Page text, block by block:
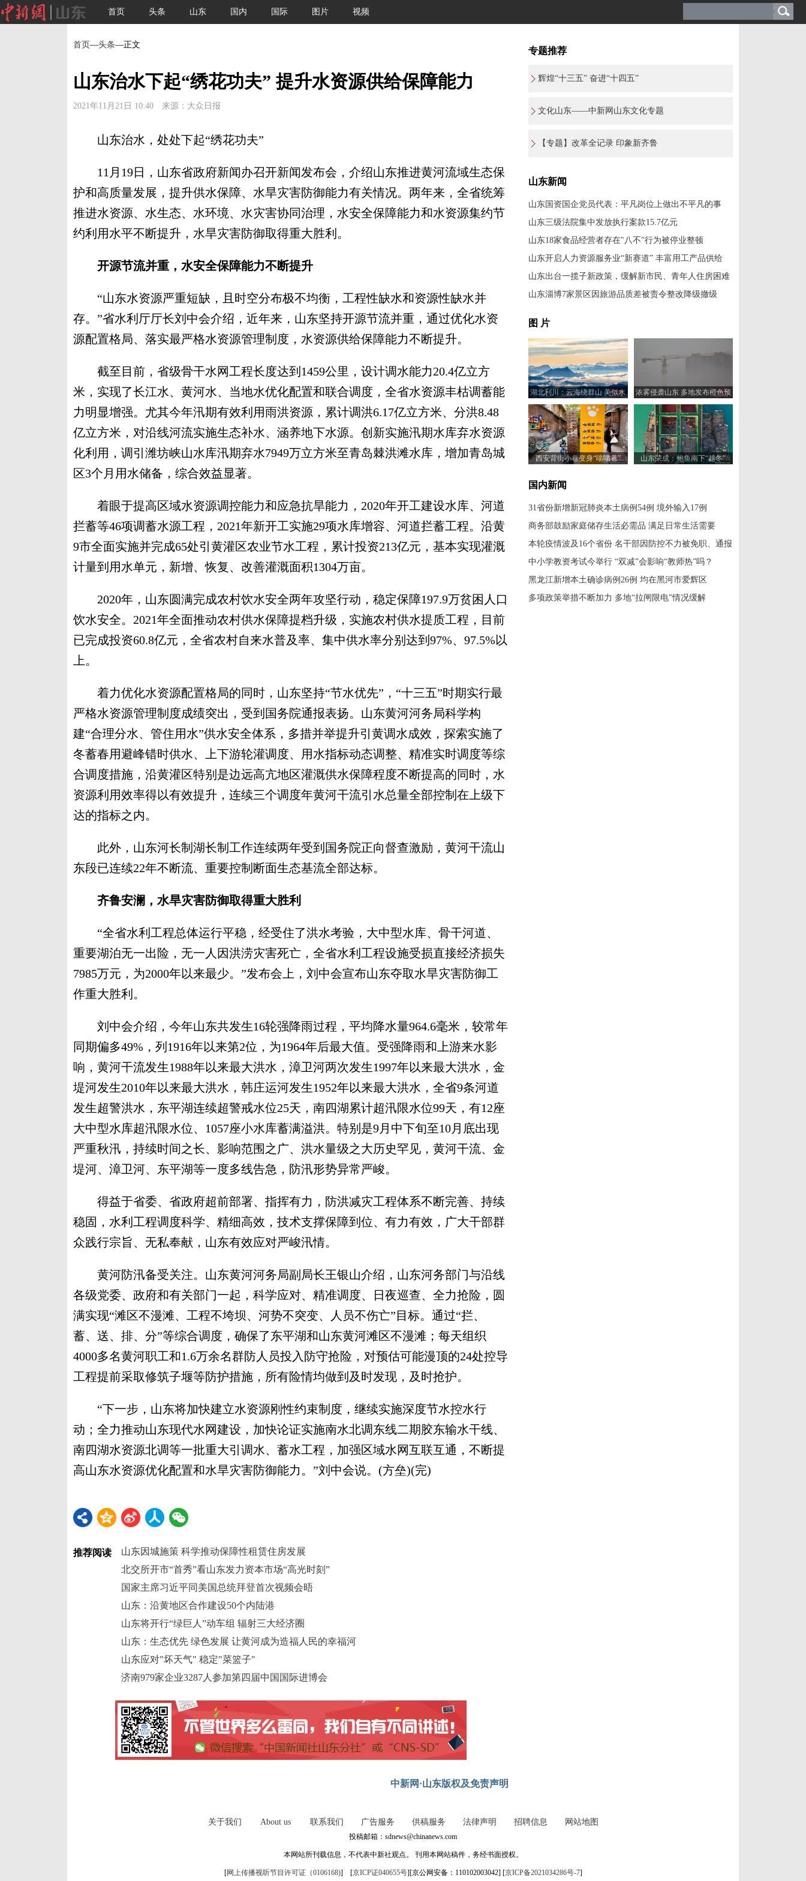
首页 头条 山东 国内 国际 图片 视频
首页—头条—正文
山东治水下起“绣花功夫” 提升水资源供给保障能力
2021年11月21日 10:40 来源：大众日报
山东治水，处处下起“绣花功夫”
11月19日，山东省政府新闻办召开新闻发布会，介绍山东推进黄河流域生态保
护和高质量发展，提升供水保障、水旱灾害防御能力有关情况。两年来，全省统筹
推进水资源、水生态、水环境、水灾害协同治理，水安全保障能力和水资源集约节
约利用水平不断提升，水旱灾害防御取得重大胜利。
开源节流并重，水安全保障能力不断提升
“山东水资源严重短缺，且时空分布极不均衡，工程性缺水和资源性缺水并
存。”省水利厅厅长刘中会介绍，近年来，山东坚持开源节流并重，通过优化水资
源配置格局、落实最严格水资源管理制度，水资源供给保障能力不断提升。
截至目前，省级骨干水网工程长度达到1459公里，设计调水能力20.4亿立方
米，实现了长江水、黄河水、当地水优化配置和联合调度，全省水资源丰枯调蓄能
力明显增强。尤其今年汛期有效利用雨洪资源，累计调洪6.17亿立方米、分洪8.48
亿立方米，对沿线河流实施生态补水、涵养地下水源。创新实施汛期水库弃水资源
化利用，调引潍坊峡山水库汛期弃水7949万立方米至青岛棘洪滩水库，增加青岛城
区3个月用水储备，综合效益显著。
着眼于提高区域水资源调控能力和应急抗旱能力，2020年开工建设水库、河道
拦蓄等46项调蓄水源工程，2021年新开工实施29项水库增容、河道拦蓄工程。沿黄
9市全面实施并完成65处引黄灌区农业节水工程，累计投资213亿元，基本实现灌溉
计量到用水单元，新增、恢复、改善灌溉面积1304万亩。
2020年，山东圆满完成农村饮水安全两年攻坚行动，稳定保障197.9万贫困人口
饮水安全。2021年全面推动农村供水保障提档升级，实施农村供水提质工程，目前
已完成投资60.8亿元，全省农村自来水普及率、集中供水率分别达到97%、97.5%以
上。
着力优化水资源配置格局的同时，山东坚持“节水优先”，“十三五”时期实行最
严格水资源管理制度成绩突出，受到国务院通报表扬。山东黄河河务局科学构
建“合理分水、管住用水”供水安全体系，多措并举提升引黄调水成效，探索实施了
冬蓄春用避峰错时供水、上下游轮灌调度、用水指标动态调整、精准实时调度等综
合调度措施，沿黄灌区特别是边远高亢地区灌溉供水保障程度不断提高的同时，水
资源利用效率得以有效提升，连续三个调度年黄河干流引水总量全部控制在上级下
达的指标之内。
此外，山东河长制湖长制工作连续两年受到国务院正向督查激励，黄河干流山
东段已连续22年不断流、重要控制断面生态基流全部达标。
齐鲁安澜，水旱灾害防御取得重大胜利
“全省水利工程总体运行平稳，经受住了洪水考验，大中型水库、骨干河道、
重要湖泊无一出险，无一人因洪涝灾害死亡，全省水利工程设施受损直接经济损失
7985万元，为2000年以来最少。”发布会上，刘中会宣布山东夺取水旱灾害防御工
作重大胜利。
刘中会介绍，今年山东共发生16轮强降雨过程，平均降水量964.6毫米，较常年
同期偏多49%，列1916年以来第2位，为1964年后最大值。受强降雨和上游来水影
响，黄河干流发生1988年以来最大洪水，漳卫河两次发生1997年以来最大洪水，金
堤河发生2010年以来最大洪水，韩庄运河发生1952年以来最大洪水，全省9条河道
发生超警洪水，东平湖连续超警戒水位25天，南四湖累计超汛限水位99天，有12座
大中型水库超汛限水位、1057座小水库蓄满溢洪。特别是9月中下旬至10月底出现
严重秋汛，持续时间之长、影响范围之广、洪水量级之大历史罕见，黄河干流、金
堤河、漳卫河、东平湖等一度多线告急，防汛形势异常严峻。
得益于省委、省政府超前部署、指挥有力，防洪减灾工程体系不断完善、持续
稳固，水利工程调度科学、精细高效，技术支撑保障到位、有力有效，广大干部群
众践行宗旨、无私奉献，山东有效应对严峻汛情。
黄河防汛备受关注。山东黄河河务局副局长王银山介绍，山东河务部门与沿线
各级党委、政府和有关部门一起，科学应对、精准调度、日夜巡查、全力抢险，圆
满实现“滩区不漫滩、工程不垮坝、河势不突变、人员不伤亡”目标。通过“拦、
蓄、送、排、分”等综合调度，确保了东平湖和山东黄河滩区不漫滩；每天组织
4000多名黄河职工和1.6万余名群防人员投入防守抢险，对预估可能漫顶的24处控导
工程提前采取修筑子堰等防护措施，所有险情均做到及时发现，及时抢护。
“下一步，山东将加快建立水资源刚性约束制度，继续实施深度节水控水行
动；全力推动山东现代水网建设，加快论证实施南水北调东线二期胶东输水干线、
南四湖水资源北调等一批重大引调水、蓄水工程，加强区域水网互联互通，不断提
高山东水资源优化配置和水旱灾害防御能力。”刘中会说。(方垒)(完)
推荐阅读
山东因城施策 科学推动保障性租赁住房发展
北交所开市“首秀”看山东发力资本市场“高光时刻”
国家主席习近平同美国总统拜登首次视频会晤
山东：沿黄地区合作建设50个内陆港
山东将开行“绿巨人”动车组 辐射三大经济圈
山东：生态优先 绿色发展 让黄河成为造福人民的幸福河
山东应对"坏天气" 稳定"菜篮子"
济南979家企业3287人参加第四届中国国际进博会
中新网·山东版权及免责声明
专题推荐
辉煌“十三五” 奋进“十四五”
文化山东——中新网山东文化专题
【专题】改革全记录 印象新齐鲁
山东新闻
山东国资国企党员代表：平凡岗位上做出不平凡的事
山东三级法院集中发放执行案款15.7亿元
山东18家食品经营者存在"八不"行为被停业整顿
山东开启人力资源服务业“新赛道” 丰富用工产品供给
山东出台一揽子新政策，缓解新市民、青年人住房困难
山东淄博7家景区因旅游品质差被责令整改降级撤级
图 片
湖北利川：云海绕群山 美似水
墨画
浓雾侵袭山东 多地发布橙色预
警
西安背街小巷变身“喵喵巷” 山东荣成：鲍鱼南下“越冬”
国内新闻
31省份新增新冠肺炎本土病例54例 境外输入17例
商务部鼓励家庭储存生活必需品 满足日常生活需要
本轮疫情波及16个省份 名干部因防控不力被免职、通报
中小学教资考试今举行 “双减”会影响“教师热”吗？
黑龙江新增本土确诊病例26例 均在黑河市爱辉区
多项政策举措不断加力 多地“拉闸限电”情况缓解
关于我们 About us 联系我们 广告服务 供稿服务 法律声明 招聘信息 网站地图
投稿邮箱：sdnews@chinanews.com
本网站所刊载信息，不代表中新社观点。 刊用本网站稿件，务经书面授权。
[网上传播视听节目许可证（0106168)] [京ICP证040655号][京公网安备：110102003042] [京ICP备2021034286号-7]